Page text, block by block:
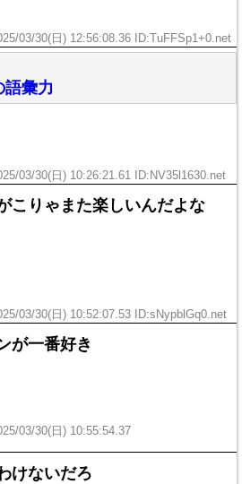
03/30(日) 12:56:08.36 ID:TuFFSp1+0.net
語彙力
03/30(日) 10:26:21.61 ID:NV35l1630.net
こりゃまた楽しいんだよな
03/30(日) 10:52:07.53 ID:sNypblGq0.net
が一番好き
03/30(日) 10:55:54.37
けないだろ